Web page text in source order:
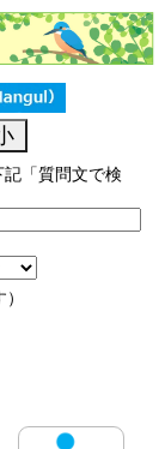
「質問文で検